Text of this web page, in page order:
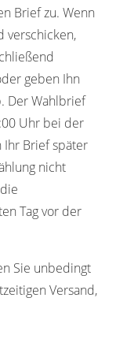
Brief zu. Wenn
verschicken,
geben Ihn
Der Wahlbrief
Uhr bei der
Ihr Brief später
nicht
Tag vor der
Sie unbedingt
Versand,